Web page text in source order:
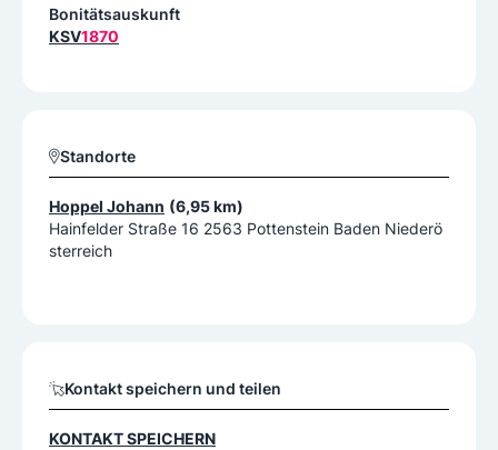
Bonitätsauskunft
KSV1870
Standorte
Hoppel Johann (6,95 km)
Hainfelder Straße 16 2563 Pottenstein Baden Niederö
sterreich
Kontakt speichern und teilen
KONTAKT SPEICHERN